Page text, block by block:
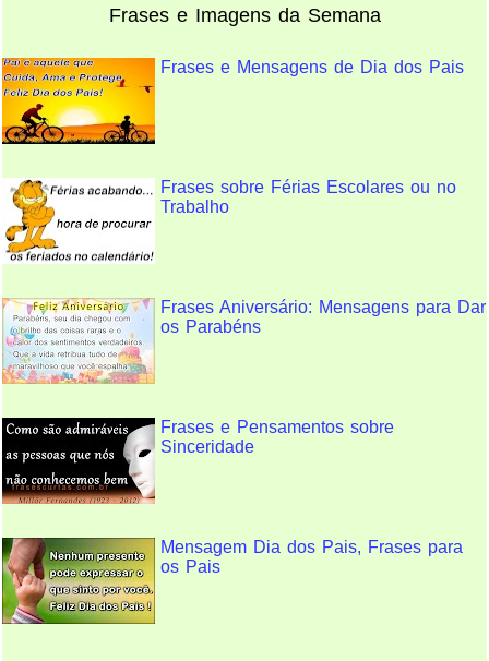
Frases e Imagens da Semana
Frases e Mensagens de Dia dos Pais
Frases sobre Férias Escolares ou no
Trabalho
Frases Aniversário: Mensagens para Dar
os Parabéns
Frases e Pensamentos sobre
Sinceridade
Mensagem Dia dos Pais, Frases para
os Pais